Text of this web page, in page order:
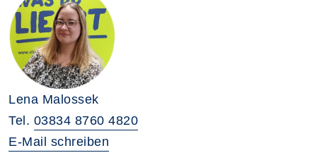
Lena Malossek
Tel. 03834 8760 4820
E-Mail schreiben